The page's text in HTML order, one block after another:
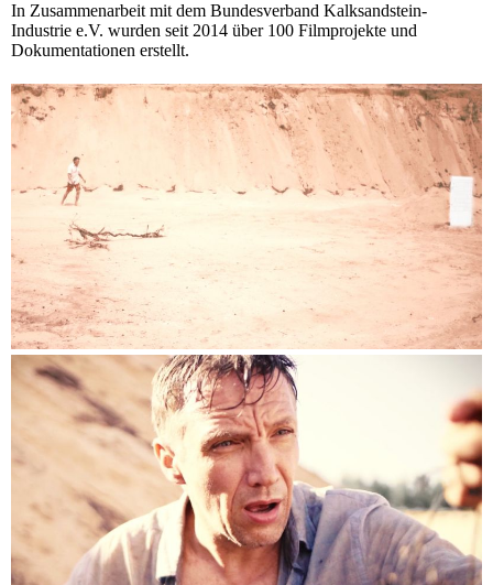
In Zusammenarbeit mit dem Bundesverband Kalksandstein-
Industrie e.V. wurden seit 2014 über 100 Filmprojekte und
Dokumentationen erstellt.